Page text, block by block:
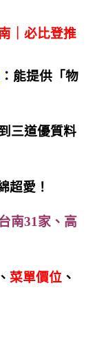
｜必比登推
：能提供「物
三道優質料
超愛！
南31家、高
、 菜單價位 、